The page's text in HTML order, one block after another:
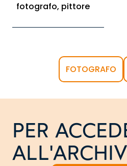
fotografo, pittore
FOTOGRAFO
PER